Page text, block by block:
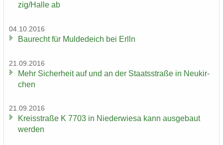
zig/Halle ab
04.10.2016
Bau­recht für Mul­de­deich bei Erlln
21.09.2016
Mehr Si­cher­heit auf und an der Staats­stra­ße in Neu­kir­
chen
21.09.2016
Kreis­stra­ße K 7703 in Nie­der­wie­sa kann aus­ge­baut
wer­den